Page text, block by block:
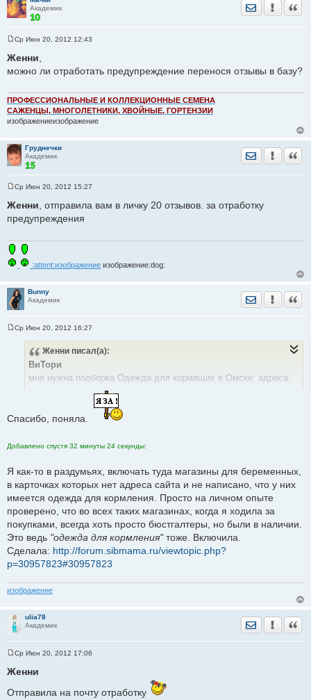
Академик
Отправить
о
о
б
н
и
е
Ср Июн 20, 2012 12:43
Женни
можно ли отработать предупреждение перенося отзывы в базу?
ПРОФЕССИОНАЛЬНЫЕ И КОЛЛЕКЦИОННЫЕ СЕМЕНА
САЖЕНЦЫ, МНОГОЛЕТНИКИ, ХВОЙНЫЕ, ГОРТЕНЗИИ
изображениеизображение
Груднечки
Академик
Отправить
о
о
б
н
и
е
Ср Июн 20, 2012 15:27
Женни , отправила вам в личку 20 отзывов. за отработку
предупреждения
:attent:изображение изображение:dog:
Bunny
Академик
Отправить
Ср Июн 20, 2012 16:27
Женни писал(а):
ВиТори
мне нужна подборка Одежда для кормящих в Омске: адреса,
телефоны, ссылки на интернет-магазины
можно сразу в эту тему
http://forum.sibmama.ru/viewtopic.php?t=48692
Добавлено спустя 20 секунд:
TatianaFM писал(а):
прошу Вас может для меня найдется какая
работа??
тип выберите, пожалуйста
Спасибо, поняла.
Добавлено спустя 32 минуты 24 секунды:
Я как-то в раздумьях, включать туда магазины для беременных,
в карточках которых нет адреса сайта и не написано, что у них
имеется одежда для кормления. Просто на личном опыте
проверено, что во всех таких магазинах, когда я ходила за
покупками, всегда хоть просто бюстгалтеры, но были в наличии.
Это ведь "одежда для кормления"тоже. Включила.
Сделала: http://forum.sibmama.ru/viewtopic.php?
p=30957823#30957823
изображение
ulia78
Академик
Отправить
о
о
щ
Ср Июн 20, 2012 17:06
Женни
Отправила на почту отработку